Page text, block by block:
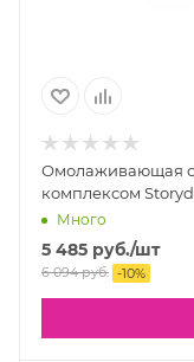
Омолаживающая
комплексом
Много
5 485 руб./шт
6 094руб. -10%